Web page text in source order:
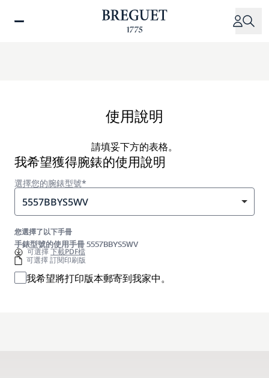
使用說明
請填妥下方的表格。
我希望獲得腕錶的使用說明
選擇您的腕錶型號*
5557BBYS5WV
您選擇了以下手冊
手錶型號的使用手冊 5557BBYS5WV
可選擇下載PDF檔
可選擇 訂閱印刷版
我希望將打印版本郵寄到我家中。